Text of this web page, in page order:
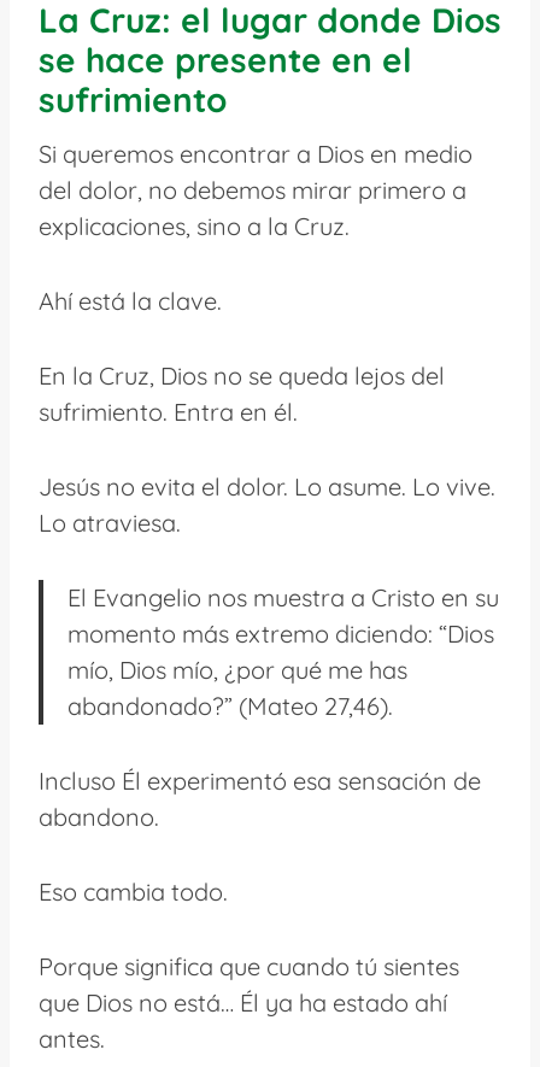
La Cruz: el lugar donde Dios
se hace presente en el
sufrimiento
Si queremos encontrar a Dios en medio
del dolor, no debemos mirar primero a
explicaciones, sino a la Cruz.
Ahí está la clave.
En la Cruz, Dios no se queda lejos del
sufrimiento. Entra en él.
Jesús no evita el dolor. Lo asume. Lo vive.
Lo atraviesa.
El Evangelio nos muestra a Cristo en su
momento más extremo diciendo: “Dios
mío, Dios mío, ¿por qué me has
abandonado?” (Mateo 27,46).
Incluso Él experimentó esa sensación de
abandono.
Eso cambia todo.
Porque significa que cuando tú sientes
que Dios no está… Él ya ha estado ahí
antes.